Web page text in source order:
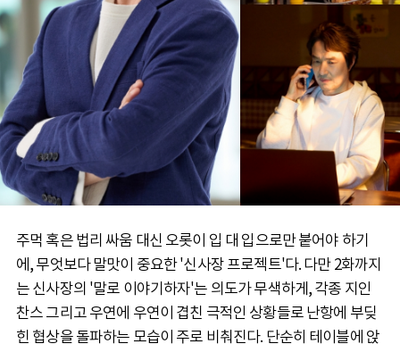
주먹 혹은 법리 싸움 대신 오롯이 입 대 입으로만 붙어야 하기
에, 무엇보다 말맛이 중요한 '신사장 프로젝트'다. 다만 2화까지
는 신사장의 '말로 이야기하자'는 의도가 무색하게, 각종 지인
찬스 그리고 우연에 우연이 겹친 극적인 상황들로 난항에 부딪
힌 협상을 돌파하는 모습이 주로 비춰진다. 단순히 테이블에 앉